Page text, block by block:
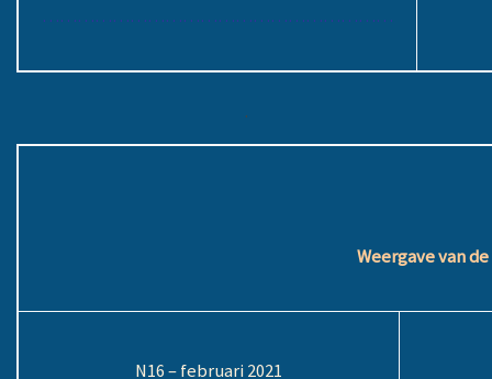
……………………………………………………
.
Weergave van
N16 – februari 2021